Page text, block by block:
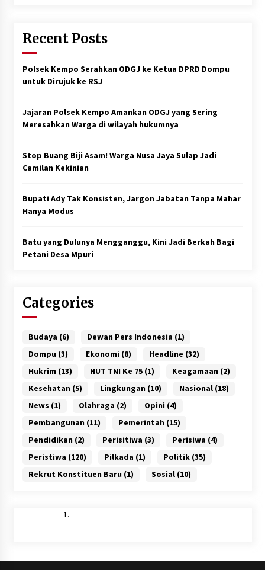
Recent Posts
Polsek Kempo Serahkan ODGJ ke Ketua DPRD Dompu
untuk Dirujuk ke RSJ
Jajaran Polsek Kempo Amankan ODGJ yang Sering
Meresahkan Warga di wilayah hukumnya
Stop Buang Biji Asam! Warga Nusa Jaya Sulap Jadi
Camilan Kekinian
Bupati Ady Tak Konsisten, Jargon Jabatan Tanpa Mahar
Hanya Modus
Batu yang Dulunya Mengganggu, Kini Jadi Berkah Bagi
Petani Desa Mpuri
Categories
Budaya (6) Dewan Pers Indonesia (1)
Dompu (3) Ekonomi (8) Headline (32)
Hukrim (13) HUT TNI Ke 75(1) Keagamaan (2)
Kesehatan (5) Lingkungan (10) Nasional(18)
News (1) Olahraga (2) Opini (4)
Pembangunan (11) Pemerintah (15)
Pendidikan (2) Perisitiwa (3) Perisiwa (4)
Peristiwa (120) Pilkada (1) Politik(35)
Rekrut Konstituen Baru (1) Sosial(10)